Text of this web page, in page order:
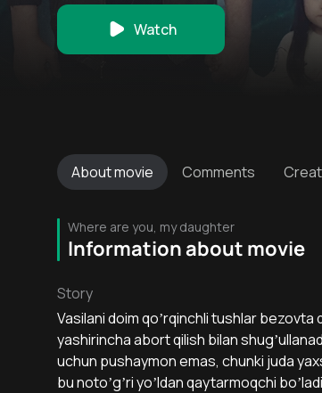
Watch
Aboutmovie Comments
Where are you, my daughter
Information about movie
Story
Vasilani doim qoʼrqinchli tushlar bezovta
yashirincha abort qilish bilan
uchun pushaymon emas, chunki juda
bu notoʼgʼri yoʼldan qaytarmoqchi